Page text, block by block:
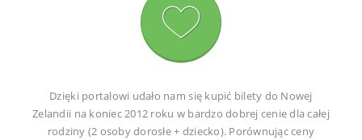
Dzięki portalowi udało nam się kupić bilety do Nowej
Zelandii na koniec 2012 roku w bardzo dobrej cenie dla całej
rodziny (2 osoby dorosłe + dziecko). Porównując ceny